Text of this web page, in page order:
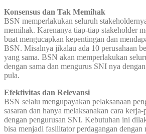
Konsensus dan Tak Memihak
BSN memperlakukan seluruh
memihak. Karenanya tiap-tiap stakeholder
buat mengucapkan kepentingan dan
BSN. Misalnya jikalau ada 10 perusahaan
yang sama. BSN akan memperlakukan
dengan sama dan mengurus SNI nya
pula.
Efektivitas dan Relevansi
BSN selalu mengupayakan pelaksanaan
sasaran dan hanya melaksanakan cara
dengan pengurusan SNI. Kebutuhan ini
bisa menjadi fasilitator perdagangan dengan